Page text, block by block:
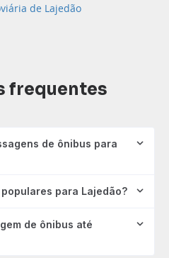
de Lajedão
frequentes
de ônibus para
para Lajedão?
de ônibus até